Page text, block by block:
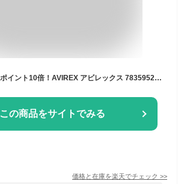
【最短即日発送】ポイント10倍！AVIREX アビレックス 7835952607 レディース COMMERCIAL MA-1フライトジャケット【クーポン対象外】【7832952601】【T】｜ミリタリージャケット アウター ブルゾン ブランド おしゃれ エムエーワン MA1 大きいサイズ 無地
この商品をサイトでみる
価格と在庫を楽天でチェック >>